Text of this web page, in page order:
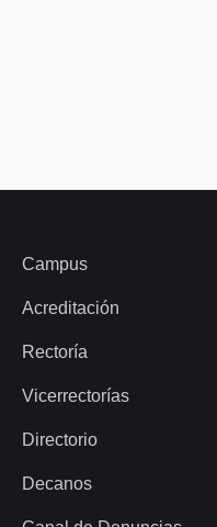
Campus
Acreditación
Rectoría
Vicerrectorías
Directorio
Decanos